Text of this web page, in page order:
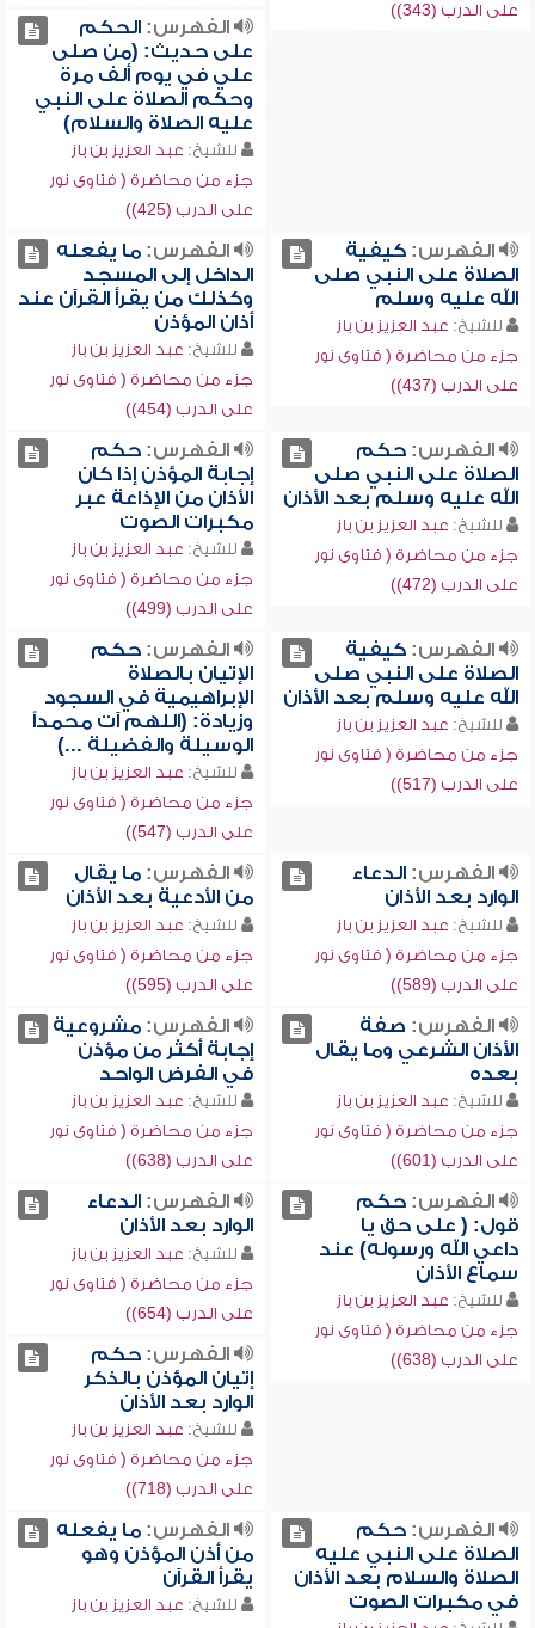
على الدرب (343))
الفهرس:الحكم
على حديث: (من صلى
علي في يوم ألف مرة
وحكم الصلاة على النبي
عليه الصلاة والسلام)
للشيخ: عبد العزيز بن باز
جزء من محاضرة ( فتاوى نور
على الدرب (425))
الفهرس:كيفية
الصلاة على النبي صلى
الله عليه وسلم
للشيخ: عبد العزيز بن باز
جزء من محاضرة ( فتاوى نور
على الدرب (437))
الفهرس:ما يفعله
الداخل إلى المسجد
وكذلك من يقرأ القرآن عند
أذان المؤذن
للشيخ: عبد العزيز بن باز
جزء من محاضرة ( فتاوى نور
على الدرب (454))
الفهرس:حكم
الصلاة على النبي صلى
الله عليه وسلم بعد الأذان
للشيخ: عبد العزيز بن باز
جزء من محاضرة ( فتاوى نور
على الدرب (472))
الفهرس:حكم
إجابة المؤذن إذا كان
الأذان من الإذاعة عبر
مكبرات الصوت
للشيخ: عبد العزيز بن باز
جزء من محاضرة ( فتاوى نور
على الدرب (499))
الفهرس:كيفية
الصلاة على النبي صلى
الله عليه وسلم بعد الأذان
للشيخ: عبد العزيز بن باز
جزء من محاضرة ( فتاوى نور
على الدرب (517))
الفهرس:حكم
الإتيان بالصلاة
الإبراهيمية في السجود
وزيادة: (اللهم آت محمداً
الوسيلة والفضيلة ...)
للشيخ: عبد العزيز بن باز
جزء من محاضرة ( فتاوى نور
على الدرب (547))
الفهرس:الدعاء
الوارد بعد الأذان
للشيخ: عبد العزيز بن باز
جزء من محاضرة ( فتاوى نور
على الدرب (589))
الفهرس:ما يقال
من الأدعية بعد الأذان
للشيخ: عبد العزيز بن باز
جزء من محاضرة ( فتاوى نور
على الدرب (595))
الفهرس: صفة
الأذان الشرعي وما يقال
بعده
للشيخ: عبد العزيز بن باز
جزء من محاضرة ( فتاوى نور
على الدرب (601))
الفهرس:مشروعية
إجابة أكثر من مؤذن
في الفرض الواحد
للشيخ: عبد العزيز بن باز
جزء من محاضرة ( فتاوى نور
على الدرب (638))
الفهرس:حكم
قول: ( على حق يا
داعي الله ورسوله) عند
سماع الأذان
للشيخ: عبد العزيز بن باز
جزء من محاضرة ( فتاوى نور
على الدرب (638))
الفهرس:الدعاء
الوارد بعد الأذان
للشيخ: عبد العزيز بن باز
جزء من محاضرة ( فتاوى نور
على الدرب (654))
الفهرس:حكم
إتيان المؤذن بالذكر
الوارد بعد الأذان
للشيخ: عبد العزيز بن باز
جزء من محاضرة ( فتاوى نور
على الدرب (718))
الفهرس:حكم
الصلاة على النبي عليه
الصلاة والسلام بعد الأذان
في مكبرات الصوت
الفهرس:ما يفعله
من أذن المؤذن وهو
يقرأ القرآن
للشيخ: عبد العزيز بن باز